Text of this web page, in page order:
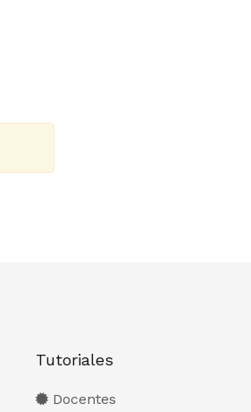
Tutoriales
Docentes